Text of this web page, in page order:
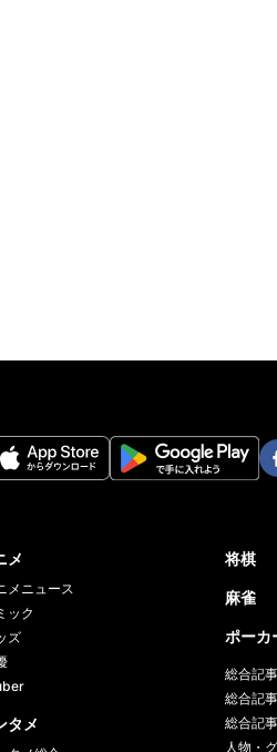
メ
メニュース
ック
ズ
タメ
将棋
麻雀
ポーカ
総合記
総合記
総合記
人物・